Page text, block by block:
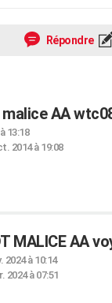
Répondre
AA
13:18
2014 à 19:08
MALICE AA
2024 à 10:14
2024 à 07:51